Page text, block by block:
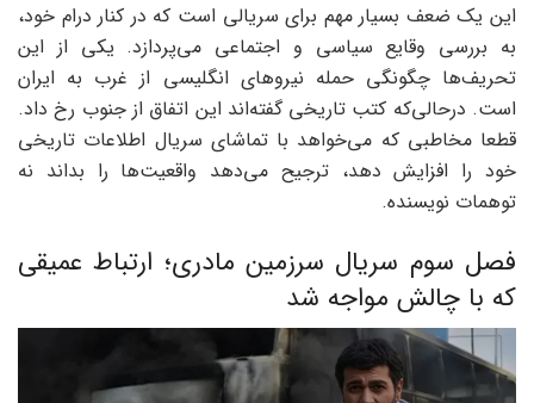
این یک ضعف بسیار مهم برای سریالی است که در کنار درام خود،
به بررسی وقایع سیاسی و اجتماعی می‌پردازد. یکی از این
تحریف‌ها چگونگی حمله نیروهای انگلیسی از غرب به ایران
است. درحالی‌که کتب تاریخی گفته‌اند این اتفاق از جنوب رخ داد.
قطعا مخاطبی که می‌خواهد با تماشای سریال اطلاعات تاریخی
خود را افزایش دهد، ترجیح می‌دهد واقعیت‌ها را بداند نه
توهمات نویسنده.
فصل سوم سریال سرزمین مادری؛ ارتباط عمیقی
که با چالش مواجه شد